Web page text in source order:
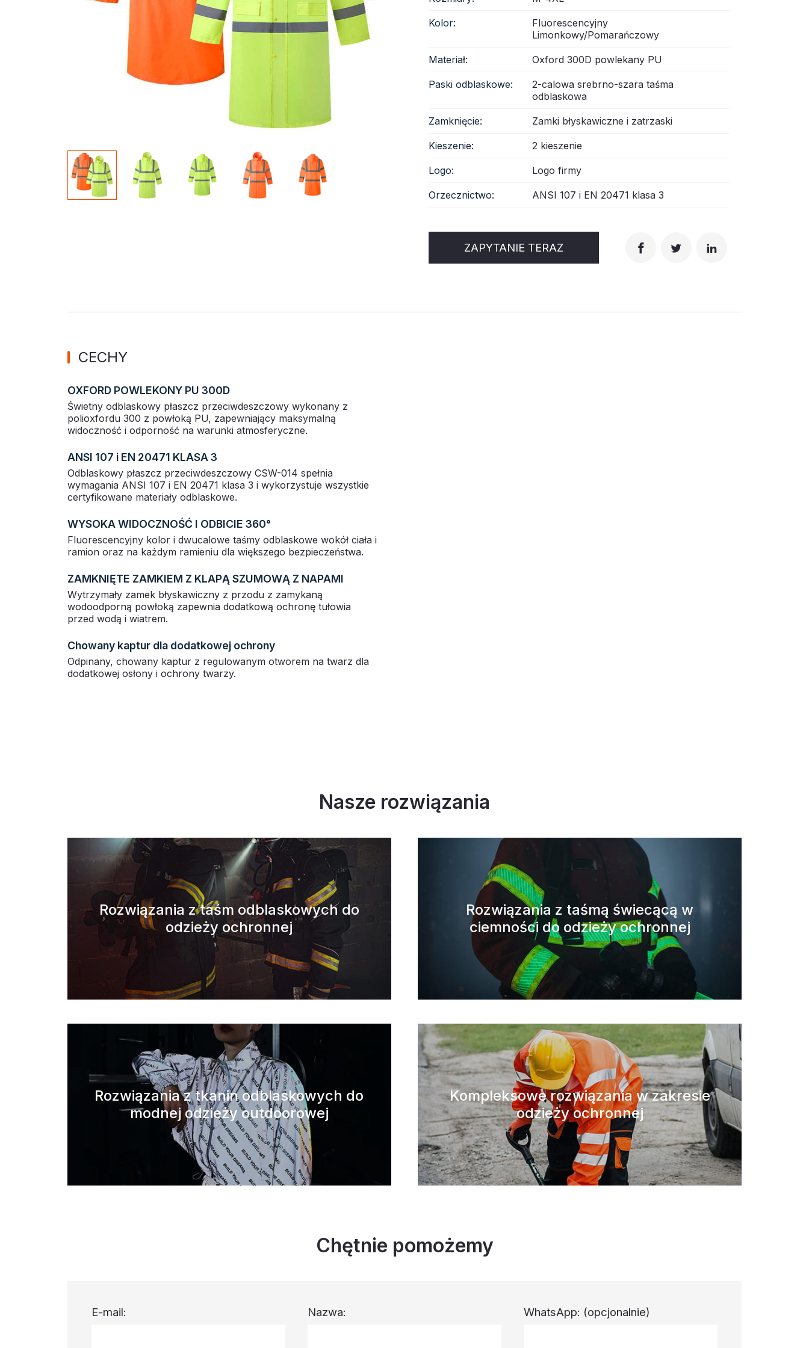
Tęczowa tkanina odblaskowa Kolor:
Fluorescencyjny
Limonkowy/Pomarańczowy
Materiał: Oxford 300D powlekany PU
Paski odblaskowe:
2-calowa srebrno-szara taśma
odblaskowa
Zamknięcie: Zamki błyskawiczne i zatrzaski
Kieszenie: 2 kieszenie
Logo: Logo firmy
Orzecznictwo: ANSI 107 i EN 20471 klasa 3
ZAPYTANIE TERAZ
CECHY
OXFORD POWLEKONY PU 300D
Świetny odblaskowy płaszcz przeciwdeszczowy wykonany z
polioxfordu 300 z powłoką PU, zapewniający maksymalną
widoczność i odporność na warunki atmosferyczne.
ANSI 107 i EN 20471 KLASA 3
Odblaskowy płaszcz przeciwdeszczowy CSW-014 spełnia
wymagania ANSI 107 i EN 20471 klasa 3 i wykorzystuje wszystkie
certyfikowane materiały odblaskowe.
WYSOKA WIDOCZNOŚĆ I ODBICIE 360°
Fluorescencyjny kolor i dwucalowe taśmy odblaskowe wokół ciała i
ramion oraz na każdym ramieniu dla większego bezpieczeństwa.
ZAMKNIĘTE ZAMKIEM Z KLAPĄ SZUMOWĄ Z NAPAMI
Wytrzymały zamek błyskawiczny z przodu z zamykaną
wodoodporną powłoką zapewnia dodatkową ochronę tułowia
przed wodą i wiatrem.
Chowany kaptur dla dodatkowej ochrony
Odpinany, chowany kaptur z regulowanym otworem na twarz dla
dodatkowej osłony i ochrony twarzy.
Nasze rozwiązania
Rozwiązania z taśm odblaskowych do
odzieży ochronnej
Rozwiązania z taśmą świecącą w
ciemności do odzieży ochronnej
Rozwiązania z tkanin odblaskowych do
modnej odzieży outdoorowej
Kompleksowe rozwiązania w zakresie
odzieży ochronnej
Chętnie pomożemy
E-mail: Nazwa: WhatsApp: (opcjonalnie)